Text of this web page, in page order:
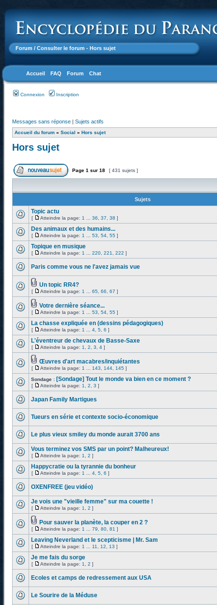
Forum / Consulter le forum - Hors sujet
Accueil FAQ Forum Chat
Connexion Inscription
Messages sans réponse | Sujets actifs
Accueil du forum » Social » Hors sujet
Hors sujet
Page 1 sur 18 [ 431 sujets ]
Sujets
Topic actu
[ Atteindre la page: 1 36 37 38 ]
Des animaux et des humains...
[ Atteindre la page: 1 53 54 55 ]
Topique en musique
[ Atteindre la page: 1 220 221 222 ]
Paris comme vous ne l'avez jamais vue
Un topic RR4?
[ Atteindre la page: 1 65 66 67 ]
Votre dernière séance...
[ Atteindre la page: 1 53 54 55 ]
La chasse expliquée en (dessins pédagogiques)
[ Atteindre la page: 1 4 5 6 ]
L'éventreur de chevaux de Basse-Saxe
[ Atteindre la page: 1 2 3 4 ]
Œuvres d'art macabres/inquiétantes
[ Atteindre la page: 1 143 144 145 ]
Sondage : [Sondage] Tout le monde va bien en ce moment ?
[ Atteindre la page: 1 2 3 ]
Japan Family Martigues
Tueurs en série et contexte socio-économique
Le plus vieux smiley du monde aurait 3700 ans
Vous terminez vos SMS par un point? Malheureux!
[ Atteindre la page: 1 2 ]
Happycratie ou la tyrannie du bonheur
[ Atteindre la page: 1 4 5 6 ]
OXENFREE (jeu vidéo)
Je vois une "vieille femme" sur ma couette !
[ Atteindre la page: 1 2 ]
Pour sauver la planète, la couper en 2 ?
[ Atteindre la page: 1 79 80 81 ]
Leaving Neverland et le scepticisme | Mr. Sam
[ Atteindre la page: 1 11 12 13 ]
Je me fais du sorge
[ Atteindre la page: 1 2 ]
Ecoles et camps de redressement aux USA
Le Sourire de la Méduse